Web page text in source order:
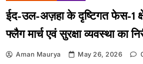
ईद-उल-अज़हा के दृष्टिगत फेस-1
फ्लैग मार्च एवं सुरक्षा व्यवस्था का
Aman Maurya May 26, 2026